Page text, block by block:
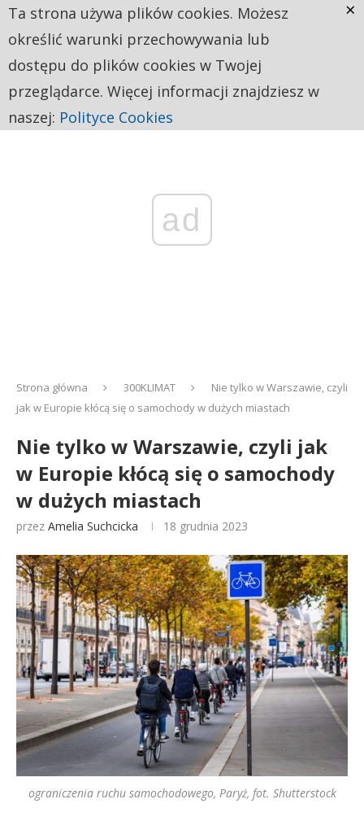
ad
Strona główna 300KLIMAT
Nie tylko w Warszawie, czyli
jak w Europie kłócą się o samochody w dużych miastach
Nie tylko w Warszawie, czyli jak
w Europie kłócą się o samochody
w dużych miastach
przez Amelia Suchcicka 18 grudnia 2023
ograniczenia ruchu samochodowego, Paryż, fot. Shutterstock
Ta strona używa plików cookies. Możesz
określić warunki przechowywania lub
dostępu do plików cookies w Twojej
przeglądarce. Więcej informacji znajdziesz w
naszej: Polityce Cookies
×